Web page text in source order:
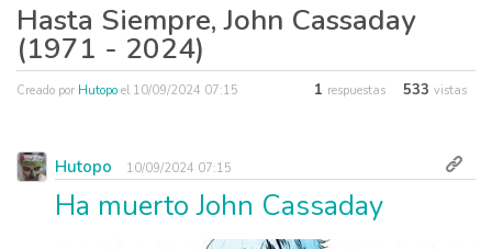
Hasta Siempre, John Cassaday
(1971 - 2024)
Creado por Hutopo el 10/09/2024 07:15 1 respuestas 533 vistas
Hutopo 10/09/2024 07:15
Ha muerto John Cassaday